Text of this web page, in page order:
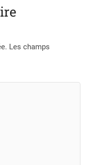
Les champs